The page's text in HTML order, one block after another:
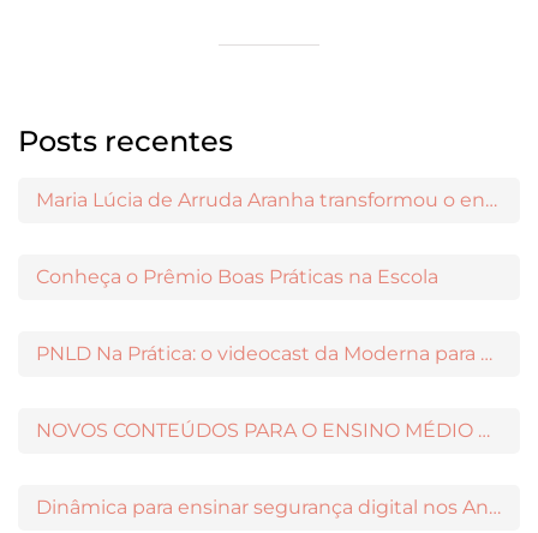
Posts recentes
Maria Lúcia de Arruda Aranha transformou o ensino de Filosofia no Brasil
Conheça o Prêmio Boas Práticas na Escola
PNLD Na Prática: o videocast da Moderna para apoiar a escolha das obras aprovadas
NOVOS CONTEÚDOS PARA O ENSINO MÉDIO DISPONÍVEIS NO MODERNAMIGOS
Dinâmica para ensinar segurança digital nos Anos Iniciais